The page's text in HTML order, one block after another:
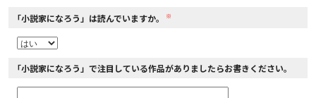
「小説家になろう」は読んでいますか。 ※
「小説家になろう」で注目している作品がありましたらお書きください。